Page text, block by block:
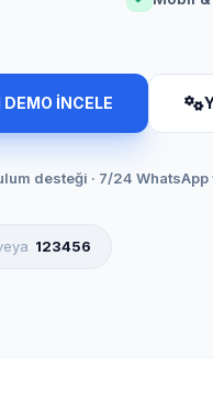
İNCELE
desteği · 7/24 WhatsApp
123456